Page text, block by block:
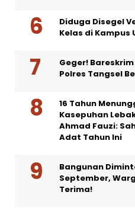
Diduga Disegel
Kelas di Kampus
Geger!
Polres Tangsel
16 Tahun
Kasepuhan
Ahmad Fauzi:
Adat Tahun Ini
Bangunan
September,
Terima!